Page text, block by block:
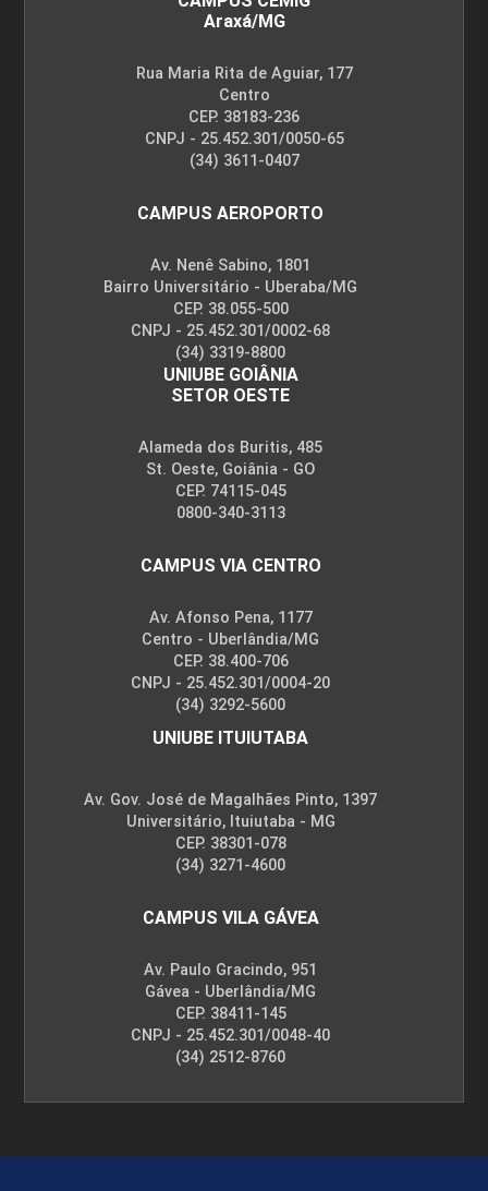
Araxá/MG
Rua Maria Rita de Aguiar, 177
Centro
CEP. 38183-236
CNPJ - 25.452.301/0050-65
(34) 3611-0407
CAMPUS AEROPORTO
Av. Nenê Sabino, 1801
Bairro Universitário - Uberaba/MG
CEP. 38.055-500
CNPJ - 25.452.301/0002-68
(34) 3319-8800
UNIUBE GOIÂNIA
SETOR OESTE
Alameda dos Buritis, 485
St. Oeste, Goiânia - GO
CEP. 74115-045
0800-340-3113
CAMPUS VIA CENTRO
Av. Afonso Pena, 1177
Centro - Uberlândia/MG
CEP. 38.400-706
CNPJ - 25.452.301/0004-20
(34) 3292-5600
UNIUBE ITUIUTABA
Av. Gov. José de Magalhães Pinto, 1397
Universitário, Ituiutaba - MG
CEP. 38301-078
(34) 3271-4600
CAMPUS VILA GÁVEA
Av. Paulo Gracindo, 951
Gávea - Uberlândia/MG
CEP. 38411-145
CNPJ - 25.452.301/0048-40
(34) 2512-8760